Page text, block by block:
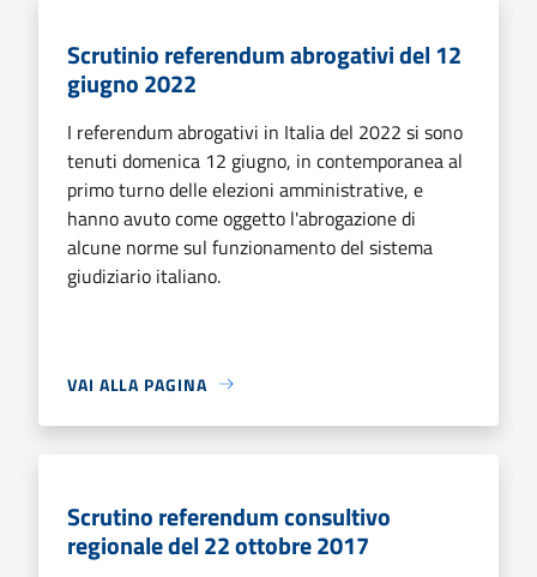
Scrutinio referendum abrogativi del 12
giugno 2022
I referendum abrogativi in Italia del 2022 si sono
tenuti domenica 12 giugno, in contemporanea al
primo turno delle elezioni amministrative, e
hanno avuto come oggetto l'abrogazione di
alcune norme sul funzionamento del sistema
giudiziario italiano.
VAI ALLA PAGINA
Scrutino referendum consultivo
regionale del 22 ottobre 2017